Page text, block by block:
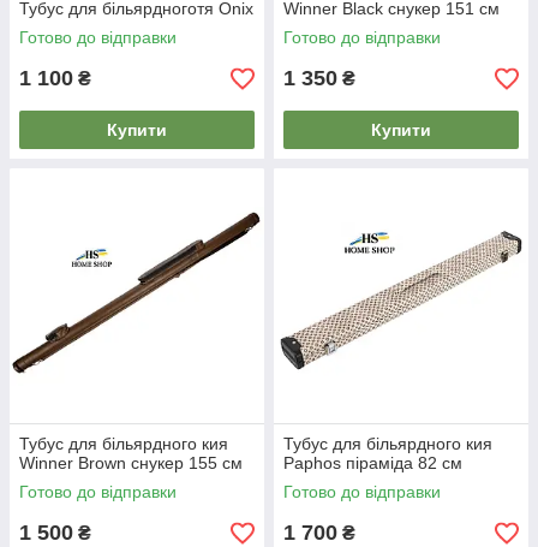
Тубус для більярдноготя Onix
Готово до відправки
1 100 ₴
Купити
Winner Black снукер 151 см
Готово до відправки
1 350 ₴
Купити
Тубус для більярдного кия
Winner Brown снукер 155 см
Готово до відправки
1 500 ₴
Тубус для більярдного кия
Paphos піраміда 82 см
Готово до відправки
1 700 ₴